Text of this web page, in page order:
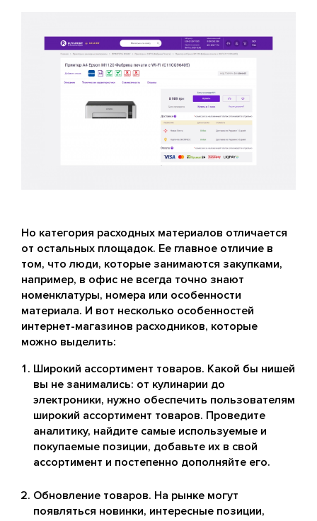
Но категория расходных материалов отличается
от остальных площадок. Ее главное отличие в
том, что люди, которые занимаются закупками,
например, в офис не всегда точно знают
номенклатуры, номера или особенности
материала. И вот несколько особенностей
интернет-магазинов расходников, которые
можно выделить:
Широкий ассортимент товаров. Какой бы нишей
вы не занимались: от кулинарии до
электроники, нужно обеспечить пользователям
широкий ассортимент товаров. Проведите
аналитику, найдите самые используемые и
покупаемые позиции, добавьте их в свой
ассортимент и постепенно дополняйте его.
Обновление товаров. На рынке могут
появляться новинки, интересные позиции,